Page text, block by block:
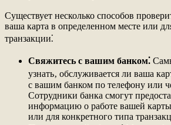
Существует несколько способов
ваша карта в определенном месте или
транзакции⁚
Свяжитесь с вашим банком⁚
узнать‚ обслуживается ли ваша
с вашим банком по телефону или
Сотрудники банка смогут
информацию о работе вашей
или для конкретного типа